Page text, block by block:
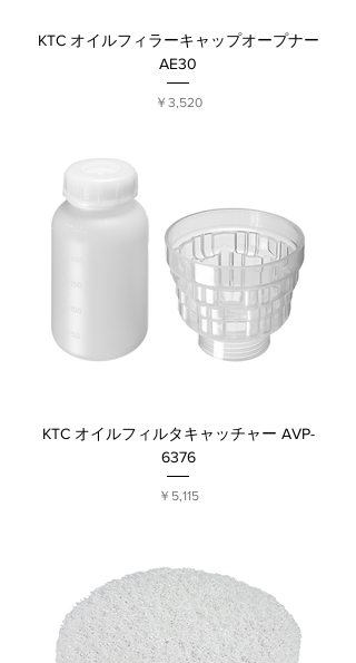
KTC オイルフィラーキャップオープナー
AE30
価格
￥3,520
KTC オイルフィルタキャッチャー AVP-
6376
価格
￥5,115